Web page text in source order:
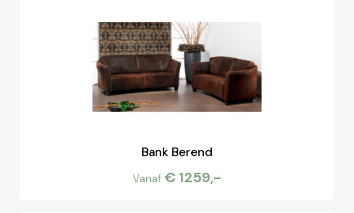
Bank Berend
Vanaf € 1259,-